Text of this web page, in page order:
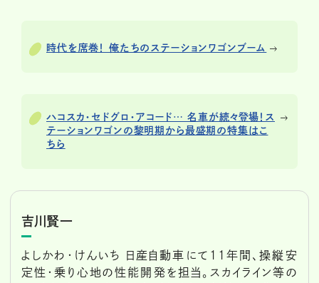
時代を席巻！ 俺たちのステーションワゴンブーム
ハコスカ・セドグロ・アコード… 名車が続々登場！ス
テーションワゴンの黎明期から最盛期の特集はこ
ちら
吉川賢一
よしかわ・けんいち 日産自動車にて11年間、操縦安
定性・乗り心地の性能開発を担当。スカイライン等の